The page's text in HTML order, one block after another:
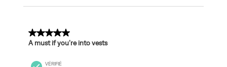
5 sur 5 étoiles.
A must if you’re into vests
VÉRIFIÉ